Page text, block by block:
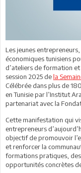
Les jeunes
économiques tunisiens
d’ateliers de formation
session 2025 dela
Célébrée dans plus de
en Tunisie par l’Institut
partenariat avec la
Cette manifestation qui
entrepreneurs
objectif de promouvoir
et renforcer la
formations pratiques,
opportunités concrètes